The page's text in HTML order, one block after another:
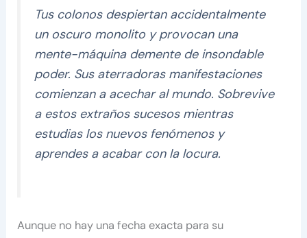
Tus colonos despiertan accidentalmente
un oscuro monolito y provocan una
mente-máquina demente de insondable
poder. Sus aterradoras manifestaciones
comienzan a acechar al mundo. Sobrevive
a estos extraños sucesos mientras
estudias los nuevos fenómenos y
aprendes a acabar con la locura.
Aunque no hay una fecha exacta para su